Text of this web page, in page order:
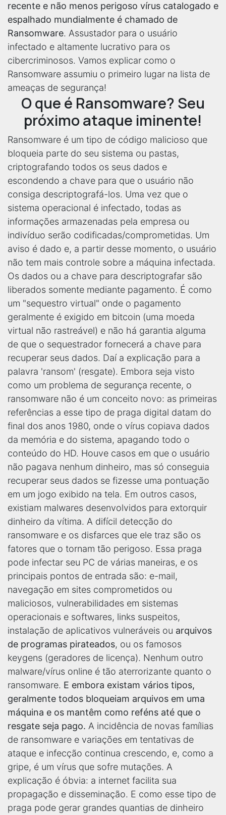
recente e não menos perigoso vírus catalogado e
espalhado mundialmente é chamado de
Ransomware. Assustador para o usuário
infectado e altamente lucrativo para os
cibercriminosos. Vamos explicar como o
Ransomware assumiu o primeiro lugar na lista de
ameaças de segurança!
O que é Ransomware? Seu
próximo ataque iminente!
Ransomware é um tipo de código malicioso que
bloqueia parte do seu sistema ou pastas,
criptografando todos os seus dados e
escondendo a chave para que o usuário não
consiga descriptografá-los. Uma vez que o
sistema operacional é infectado, todas as
informações armazenadas pela empresa ou
indivíduo serão codificadas/comprometidas. Um
aviso é dado e, a partir desse momento, o usuário
não tem mais controle sobre a máquina infectada.
Os dados ou a chave para descriptografar são
liberados somente mediante pagamento. É como
um "sequestro virtual" onde o pagamento
geralmente é exigido em bitcoin (uma moeda
virtual não rastreável) e não há garantia alguma
de que o sequestrador fornecerá a chave para
recuperar seus dados. Daí a explicação para a
palavra 'ransom' (resgate). Embora seja visto
como um problema de segurança recente, o
ransomware não é um conceito novo: as primeiras
referências a esse tipo de praga digital datam do
final dos anos 1980, onde o vírus copiava dados
da memória e do sistema, apagando todo o
conteúdo do HD. Houve casos em que o usuário
não pagava nenhum dinheiro, mas só conseguia
recuperar seus dados se fizesse uma pontuação
em um jogo exibido na tela. Em outros casos,
existiam malwares desenvolvidos para extorquir
dinheiro da vítima. A difícil detecção do
ransomware e os disfarces que ele traz são os
fatores que o tornam tão perigoso. Essa praga
pode infectar seu PC de várias maneiras, e os
principais pontos de entrada são: e-mail,
navegação em sites comprometidos ou
maliciosos, vulnerabilidades em sistemas
operacionais e softwares, links suspeitos,
instalação de aplicativos vulneráveis ou arquivos
de programas pirateados, ou os famosos
keygens (geradores de licença). Nenhum outro
malware/vírus online é tão aterrorizante quanto o
ransomware. E embora existam vários tipos,
geralmente todos bloqueiam arquivos em uma
máquina e os mantêm como reféns até que o
resgate seja pago. A incidência de novas famílias
de ransomware e variações em tentativas de
ataque e infecção continua crescendo, e, como a
gripe, é um vírus que sofre mutações. A
explicação é óbvia: a internet facilita sua
propagação e disseminação. E como esse tipo de
praga pode gerar grandes quantias de dinheiro